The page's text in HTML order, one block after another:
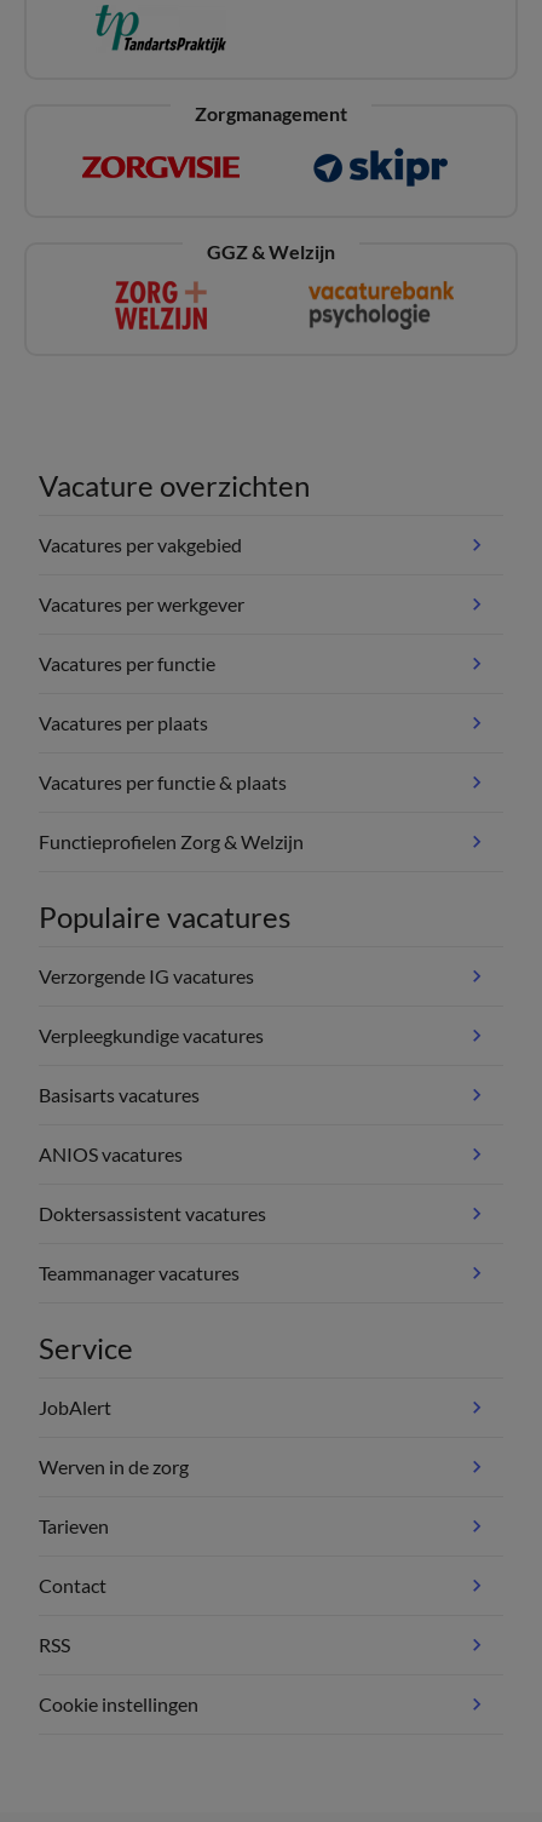
Zorgmanagement
GGZ & Welzijn
Vacature overzichten
Vacatures per vakgebied
Vacatures per werkgever
Vacatures per functie
Vacatures per plaats
Vacatures per functie & plaats
Functieprofielen Zorg & Welzijn
Populaire vacatures
Verzorgende IG vacatures
Verpleegkundige vacatures
Basisarts vacatures
ANIOS vacatures
Doktersassistent vacatures
Teammanager vacatures
Service
JobAlert
Werven in de zorg
Tarieven
Contact
RSS
Cookie instellingen